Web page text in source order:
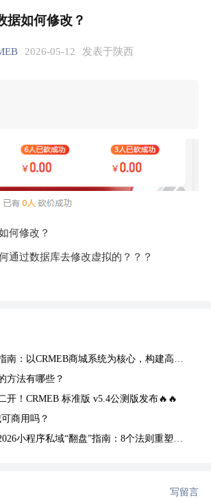
据如何修改？
2026-05-12 发表于陕西
何修改？
通过数据库去修改虚拟的？？？
以CRMEB商城系统为核心，构建高效私域增长飞轮
方法有哪些？
开！CRMEB 标准版 v5.4公测版发布🔥🔥
商用吗？
小程序私域“翻盘”指南：8个法则重塑转化路径
写留言